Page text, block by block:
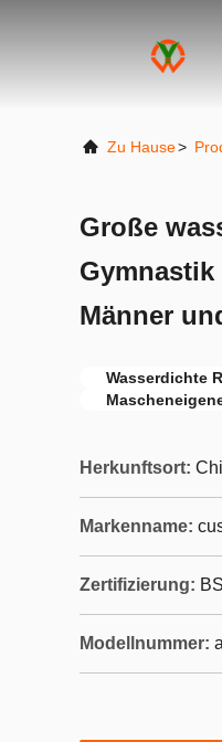
Zu Hause>
Große
Männer
Wasserdichte
Herkunftsort:
Markenname:
Zertifizierung:
Modellnummer: